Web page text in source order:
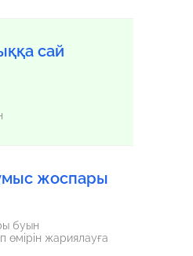
сай
жоспары
буын
жариялауға